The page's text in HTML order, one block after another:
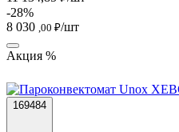
-28%
8 030 ,00 ₽/шт
Акция %
169484